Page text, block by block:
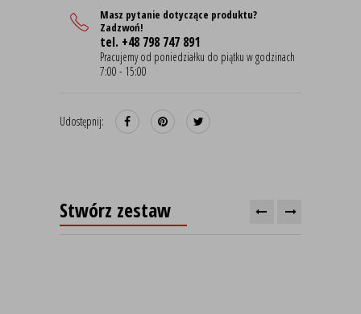
Masz pytanie dotyczące produktu?
Zadzwoń!
tel. +48 798 747 891
Pracujemy od poniedziałku do piątku w godzinach
7:00 - 15:00
Udostępnij:
Stwórz zestaw